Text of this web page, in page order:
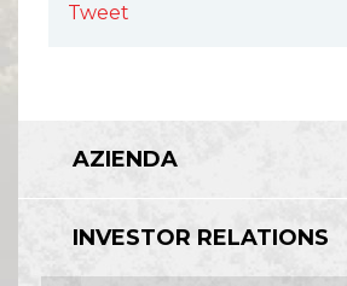
Tweet
AZIENDA
INVESTOR RELATIONS